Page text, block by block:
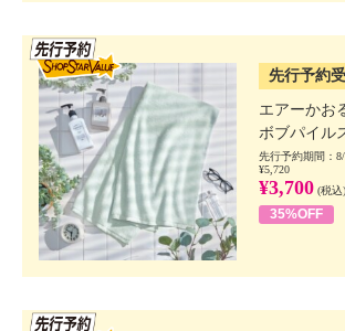
先行予約
エアーかお
ボブパイル
先行予約期間：
¥5,720
¥3,700 (税込)
35%OFF